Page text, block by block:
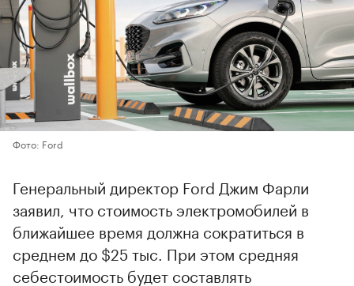
Фото: Ford
Генеральный директор Ford Джим Фарли
заявил, что стоимость электромобилей в
ближайшее время должна сократиться в
среднем до $25 тыс. При этом средняя
себестоимость будет составлять